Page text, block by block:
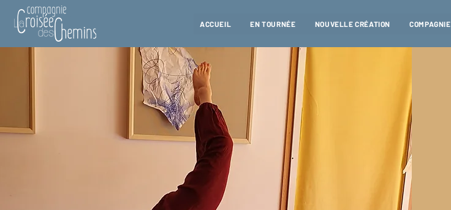
ACCUEIL EN TOURNÉE NOUVELLE CRÉATION COMPAGNIE